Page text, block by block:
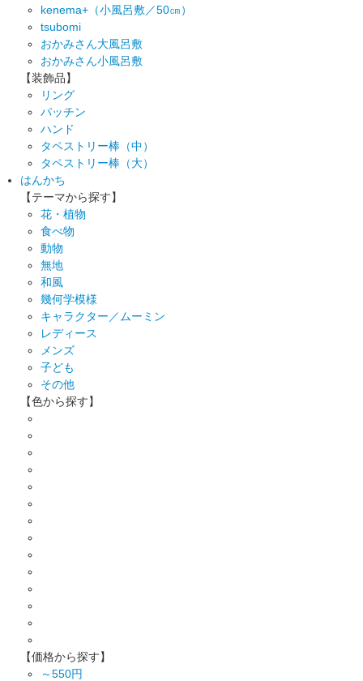
kenema+（小風呂敷／50㎝）
tsubomi
おかみさん大風呂敷
おかみさん小風呂敷
【装飾品】
リング
パッチン
ハンド
タペストリー棒（中）
タペストリー棒（大）
はんかち
【テーマから探す】
花・植物
食べ物
動物
無地
和風
幾何学模様
キャラクター／ムーミン
レディース
メンズ
子ども
その他
【色から探す】
【価格から探す】
～550円